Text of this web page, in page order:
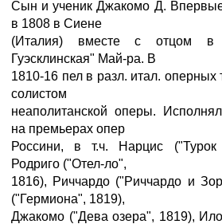
Сын и ученик Джакомо Д.
в 1808 в Сиене
(Италия) вместе с отцом в
Гуэсклинская" Май-ра. В
1810-16 пел в разл. итал.
солистом
неаполитанской оперы.
на премьерах опер
Россини, в т.ч. Нарцис
Родриго ("Отел-ло",
1816), Риччардо ("Риччардо и
("Гермиона", 1819),
Джакомо ("Дева озера", 1819),